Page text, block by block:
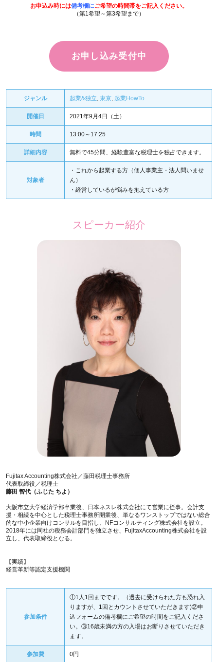
お申込み時には備考欄にご希望の時間帯をご記入ください。
（第1希望～第3希望まで）
お申し込み受付中
ジャンル 起業&独立 東京 起業HowTo
開催日 2021年9月4日（土）
時間 13:00～17:25
詳細内容 無料で45分間、経験豊富な税理士を独占できます。
対象者
・これから起業する方（個人事業主・法人問いませ
ん）
・経営しているが悩みを抱えている方
スピーカー紹介
Fujitax Accounting株式会社／藤田税理士事務所
代表取締役／税理士
藤田 智代（ふじた ちよ）
大阪市立大学経済学部卒業後、日本ネスレ株式会社にて営業に従事。会計支
援・相続を中心とした税理士事務所開業後、単なるワンストップではない総合
的な中小企業向けコンサルを目指し、NFコンサルティング株式会社を設立。
2018年には同社の税務会計部門を独立させ、FujitaxAccounting株式会社を設
立し、代表取締役となる。
【実績】
経営革新等認定支援機関
参加条件
①1人1回までです。（過去に受けられた方も恐れ入
りますが、1回とカウントさせていただきます)②申
込フォームの備考欄にご希望の時間をご記入くださ
い。③16歳未満の方の入場はお断りさせていただき
ます。
参加費 0円